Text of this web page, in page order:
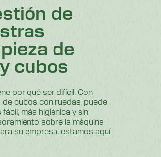
de
de
cubos
por qué ser difícil. Con
cubos con ruedas, puede
más higiénica y sin
sobre la máquina
su empresa, estamos aquí